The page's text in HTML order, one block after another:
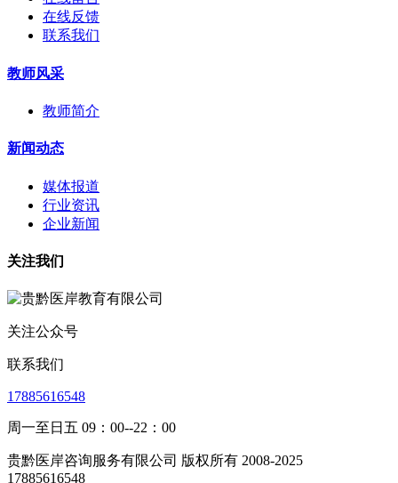
在线反馈
联系我们
教师风采
教师简介
新闻动态
媒体报道
行业资讯
企业新闻
关注我们
关注公众号
联系我们
17885616548
周一至日五 09：00--22：00
贵黔医岸咨询服务有限公司 版权所有 2008-2025
17885616548